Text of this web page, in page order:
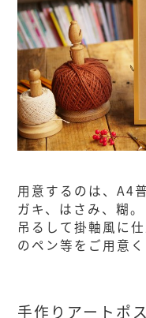
用意するのは、A4
ガキ、はさみ、糊。
吊るして掛軸風に
のペン等をご用意く
手作りアートポ